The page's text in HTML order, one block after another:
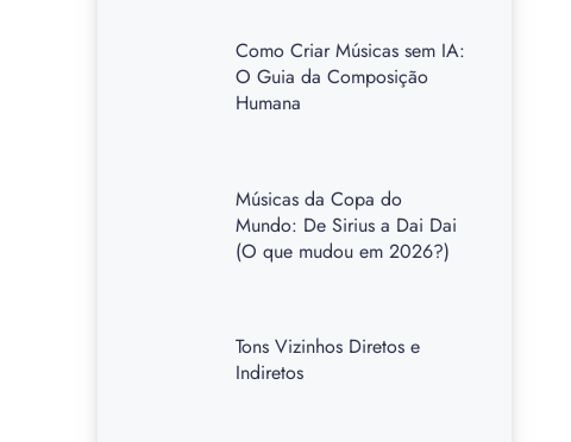
Como Criar Músicas sem IA:
O Guia da Composição
Humana
Músicas da Copa do
Mundo: De Sirius a Dai Dai
(O que mudou em 2026?)
Tons Vizinhos Diretos e
Indiretos